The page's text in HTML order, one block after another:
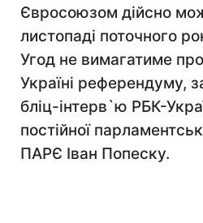
Євросоюзом дійсно
листопаді поточного
Угод не вимагатиме
Україні референдуму,
бліц-інтерв`ю РБК-
постійної
ПАРЄ Іван Попеску.